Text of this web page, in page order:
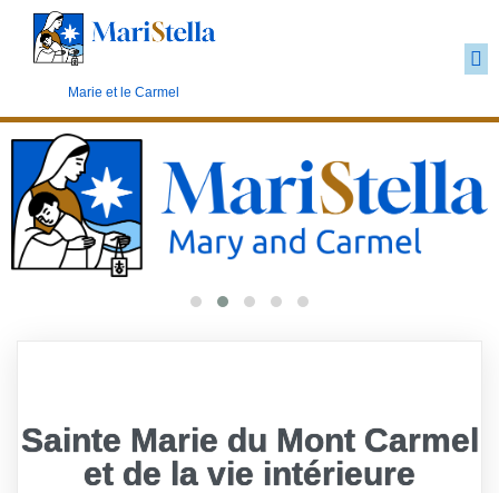
Marie et le Carmel
Sainte Marie du Mont Carmel
et de la vie intérieure